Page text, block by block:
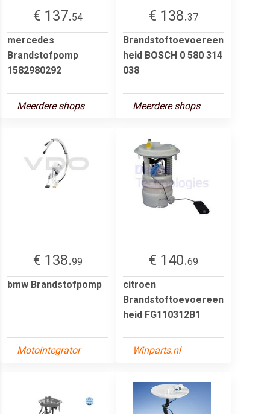
€ 137.54
mercedes
Brandstofpomp
1582980292
Meerdere shops
€ 138.37
Brandstoftoevoereen
heid BOSCH 0 580 314
038
Meerdere shops
€ 138.99
bmw Brandstofpomp
Motointegrator
€ 140.69
citroen
Brandstoftoevoereen
heid FG110312B1
Winparts.nl